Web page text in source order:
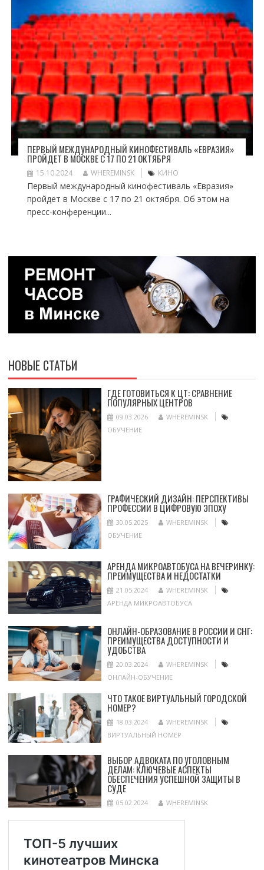
ПЕРВЫЙ МЕЖДУНАРОДНЫЙ КИНОФЕСТИВАЛЬ «ЕВРАЗИЯ»
ПРОЙДЕТ В МОСКВЕ С 17 ПО 21 ОКТЯБРЯ
15.10.2024 WHEREMINSK КИНО
Первый международный кинофестиваль «Евразия»
пройдет в Москве с 17 по 21 октября. Об этом на
пресс-конференции...
НОВЫЕ СТАТЬИ
ГДЕ ГОТОВИТЬСЯ К ЦТ: СРАВНЕНИЕ
ПОПУЛЯРНЫХ ЦЕНТРОВ
09.03.2026
WHEREMINSK
ОБУЧЕНИЕ
ГРАФИЧЕСКИЙ ДИЗАЙН: ПЕРСПЕКТИВЫ
ПРОФЕССИИ В ЦИФРОВУЮ ЭПОХУ
30.05.2025
WHEREMINSK
ОБУЧЕНИЕ
АРЕНДА МИКРОАВТОБУСА НА ВЕЧЕРИНКУ:
ПРЕИМУЩЕСТВА И НЕДОСТАТКИ
21.05.2024
WHEREMINSK
АРЕНДА МИКРОАВТОБУСА
ОНЛАЙН-ОБРАЗОВАНИЕ В РОССИИ И СНГ:
ПРЕИМУЩЕСТВА ДОСТУПНОСТИ И
УДОБСТВА
20.03.2024
WHEREMINSK
ОНЛАЙН-ОБУЧЕНИЕ
ЧТО ТАКОЕ ВИРТУАЛЬНЫЙ ГОРОДСКОЙ
НОМЕР?
18.03.2024
WHEREMINSK
ВИРТУАЛЬНЫЙ НОМЕР
ВЫБОР АДВОКАТА ПО УГОЛОВНЫМ
ДЕЛАМ: КЛЮЧЕВЫЕ АСПЕКТЫ
ОБЕСПЕЧЕНИЯ УСПЕШНОЙ ЗАЩИТЫ В
СУДЕ
05.02.2024 WHEREMINSK